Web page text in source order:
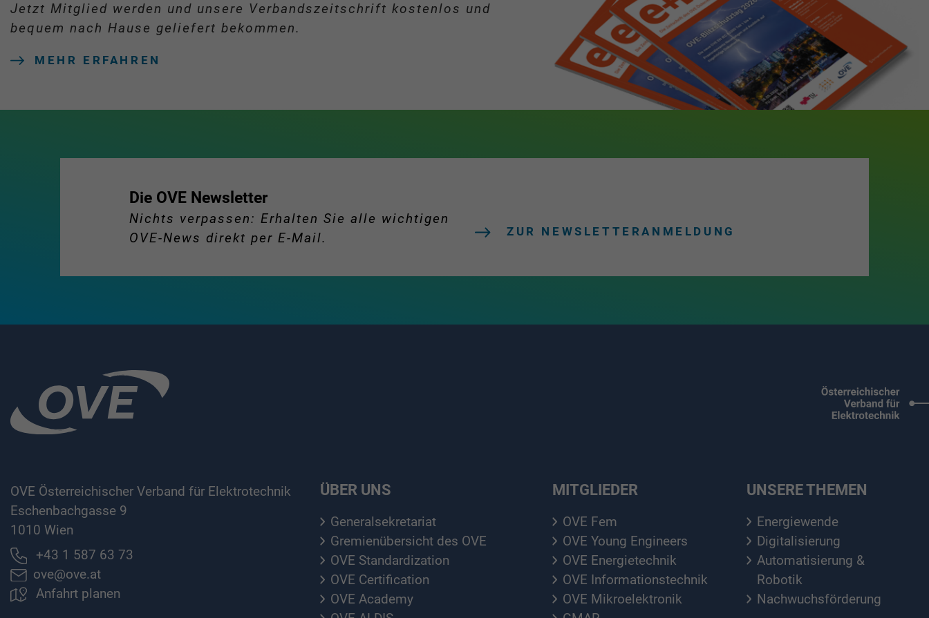
Jetzt Mitglied werden und unsere Verbandszeitschrift kostenlos und
bequem nach Hause geliefert bekommen.
MEHR ERFAHREN
Die OVE Newsletter
Nichts verpassen: Erhalten Sie alle wichtigen
OVE-News direkt per E-Mail.
ZUR NEWSLETTERANMELDUNG
OVE Österreichischer Verband für Elektrotechnik
Eschenbachgasse 9
1010 Wien
+43 1 587 63 73
ove@ove.at
Anfahrt planen
ÜBER UNS
Generalsekretariat
Gremienübersicht des OVE
OVE Standardization
OVE Certification
OVE Academy
MITGLIEDER
OVE Fem
OVE Young Engineers
OVE Energietechnik
OVE Informationstechnik
OVE Mikroelektronik
UNSERE THEMEN
Energiewende
Digitalisierung
Automatisierung &
Robotik
Nachwuchsförderung